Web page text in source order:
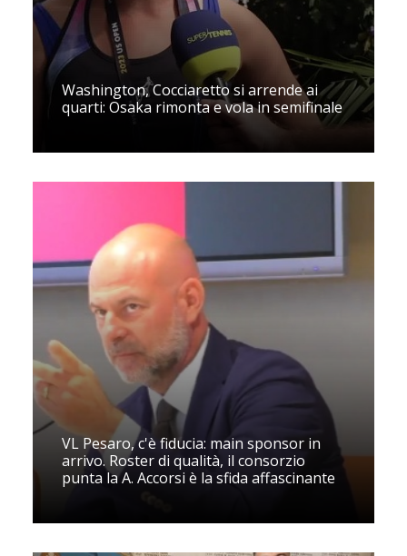
Washington, Cocciaretto si arrende ai
quarti: Osaka rimonta e vola in semifinale
VL Pesaro, c'è fiducia: main sponsor in
arrivo. Roster di qualità, il consorzio
punta la A. Accorsi è la sfida affascinante